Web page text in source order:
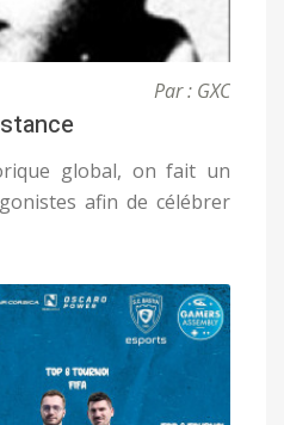
Par : GXC
global, on fait un
afin de célébrer